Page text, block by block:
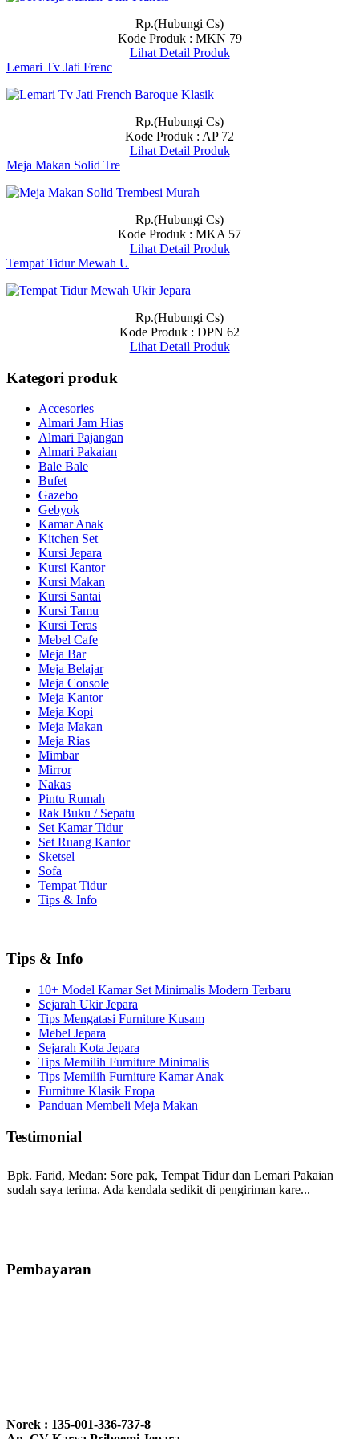
Rp.(Hubungi Cs)
Kode Produk : MKN 79
Lihat Detail Produk
Lemari Tv Jati Frenc
Rp.(Hubungi Cs)
Kode Produk : AP 72
Lihat Detail Produk
Meja Makan Solid Tre
Rp.(Hubungi Cs)
Kode Produk : MKA 57
Lihat Detail Produk
Tempat Tidur Mewah U
Rp.(Hubungi Cs)
Kode Produk : DPN 62
Lihat Detail Produk
Kategori produk
Accesories
Almari Jam Hias
Almari Pajangan
Almari Pakaian
Bale Bale
Bufet
Gazebo
Gebyok
Kamar Anak
Kitchen Set
Kursi Jepara
Kursi Kantor
Kursi Makan
Kursi Santai
Kursi Tamu
Kursi Teras
Mebel Cafe
Meja Bar
Meja Belajar
Meja Console
Meja Kantor
Meja Kopi
Meja Makan
Meja Rias
Mimbar
Mirror
Nakas
Pintu Rumah
Rak Buku / Sepatu
Set Kamar Tidur
Set Ruang Kantor
Sketsel
Sofa
Tempat Tidur
Tips & Info
Tips & Info
10+ Model Kamar Set Minimalis Modern Terbaru
Sejarah Ukir Jepara
Tips Mengatasi Furniture Kusam
Mebel Jepara
Sejarah Kota Jepara
Tips Memilih Furniture Minimalis
Tips Memilih Furniture Kamar Anak
Furniture Klasik Eropa
Panduan Membeli Meja Makan
Testimonial
Bpk. Farid, Medan: Sore pak, Tempat Tidur dan Lemari Pakaian
sudah saya terima. Ada kendala sedikit di pengiriman kare...
bale2 dan kursi teras saya sudah saya terima dan p...
nyesel deh beli geby...
Pembayaran
Norek : 135-001-336-737-8